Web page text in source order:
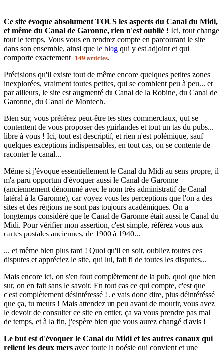
Ce site évoque absolument TOUS les aspects du Canal du Midi,
et même du Canal de Garonne, rien n'est oublié ! Ici, tout change
tout le temps, Vous vous en rendrez compte en parcourant le site
dans son ensemble, ainsi que le blog qui y est adjoint et qui
comporte exactement
149 articles.
Précisions qu'il existe tout de même encore quelques petites zones
inexplorées, vraiment toutes petites, qui se comblent peu à peu... et
par ailleurs, le site est augmenté du Canal de la Robine, du Canal de
Garonne, du Canal de Montech.
Bien sur, vous préférez peut-être les sites commerciaux, qui se
contentent de vous proposer des guirlandes et tout un tas du pubs...
libre à vous ! Ici, tout est descriptif, et rien n'est polémique, sauf
quelques exceptions indispensables, en tout cas, on se contente de
raconter le canal...
Même si j'évoque essentiellement le Canal du Midi au sens propre, il
m'a paru opportun d'évoquer aussi le Canal de Garonne
(anciennement dénommé avec le nom très administratif de Canal
latéral à la Garonne), car voyez vous les perceptions que l'on a des
sites et des régions ne sont pas toujours académiques. On a
longtemps considéré que le Canal de Garonne était aussi le Canal du
Midi. Pour vérifier mon assertion, c'est simple, référez vous aux
cartes postales anciennes, de 1900 à 1940...
... et même bien plus tard ! Quoi qu'il en soit, oubliez toutes ces
disputes et appréciez le site, qui lui, fait fi de toutes les disputes...
Mais encore ici, on s'en fout complètement de la pub, quoi que bien
sur, on en fait sans le savoir. En tout cas ce qui compte, c'est que
c'est complètement désintéressé ! Je vais donc dire, plus déintéréssé
que ça, tu meurs ! Mais attendez un peu avant de mourir, vous avez
le devoir de consulter ce site en entier, ça va vous prendre pas mal
de temps, et à la fin, j'espère bien que vous aurez changé d'avis !
Le but est d'évoquer le Canal du Midi et les autres canaux qui
relient les deux mers avec toute la poésie qui convient et une